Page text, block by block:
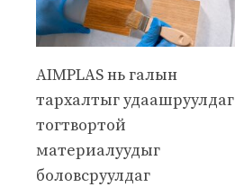
AIMPLAS нь галын
тархалтыг удаашруулдаг
тогтвортой
материалуудыг
боловсруулдаг